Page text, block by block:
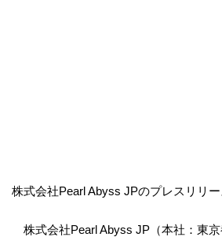
株式会社Pearl Abyss JPのプレスリリー
株式会社Pearl Abyss JP（本社：東